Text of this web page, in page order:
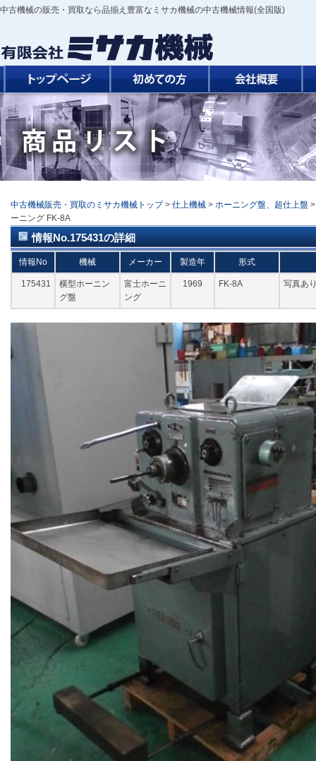
中古機械の販売・買取なら品揃え豊富なミサカ機械の中古機械情報(全国版)
中古機械販売・買取のミサカ機械トップ > 仕上機械 > ホーニング盤、超仕上盤
ーニング FK-8A
情報No.175431の詳細
情報No 機械 メーカー 製造年 形式
175431
横型ホーニン
グ盤
富士ホーニ
ング
1969 FK-8A 写真あ